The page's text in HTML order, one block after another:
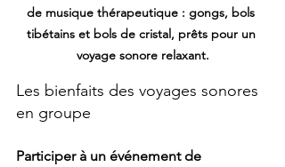
de musique thérapeutique : gongs, bols
tibétains et bols de cristal, prêts pour un
voyage sonore relaxant.
Les bienfaits des voyages sonores
en groupe
Participer à un événement de